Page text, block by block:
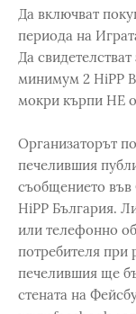
Да включват
периода на
Да
минимум 2 HiPP
мокри кърпи НЕ
Организаторът
печелившия
съобщението във
HiPP България.
или телефонно
потребителя при
печелившия ще
стената на